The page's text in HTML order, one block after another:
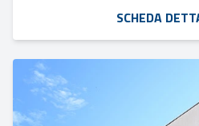
SCHEDA